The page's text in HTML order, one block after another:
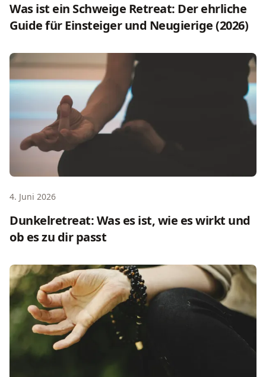
Was ist ein Schweige Retreat: Der ehrliche
Guide für Einsteiger und Neugierige (2026)
Dunkelretreat: Was es ist, wie es wirkt und ob es zu dir
4. Juni 2026
Dunkelretreat: Was es ist, wie es wirkt und
ob es zu dir passt
Yoga-Retreat für Paare: Was euch erwartet 2026